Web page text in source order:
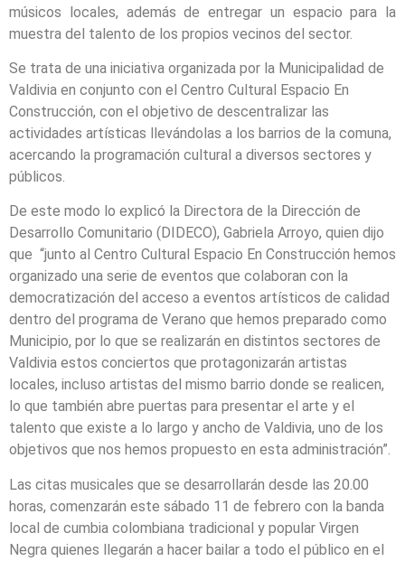
músicos locales, además de entregar un espacio para la
muestra del talento de los propios vecinos del sector.
Se trata de una iniciativa organizada por la Municipalidad de
Valdivia en conjunto con el Centro Cultural Espacio En
Construcción, con el objetivo de descentralizar las
actividades artísticas llevándolas a los barrios de la comuna,
acercando la programación cultural a diversos sectores y
públicos.
De este modo lo explicó la Directora de la Dirección de
Desarrollo Comunitario (DIDECO), Gabriela Arroyo, quien dijo
que “junto al Centro Cultural Espacio En Construcción hemos
organizado una serie de eventos que colaboran con la
democratización del acceso a eventos artísticos de calidad
dentro del programa de Verano que hemos preparado como
Municipio, por lo que se realizarán en distintos sectores de
Valdivia estos conciertos que protagonizarán artistas
locales, incluso artistas del mismo barrio donde se realicen,
lo que también abre puertas para presentar el arte y el
talento que existe a lo largo y ancho de Valdivia, uno de los
objetivos que nos hemos propuesto en esta administración”.
Las citas musicales que se desarrollarán desde las 20.00
horas, comenzarán este sábado 11 de febrero con la banda
local de cumbia colombiana tradicional y popular Virgen
Negra quienes llegarán a hacer bailar a todo el público en el